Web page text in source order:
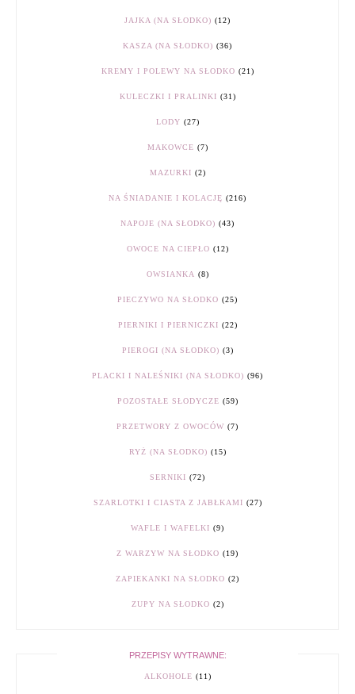
JAJKA (NA SŁODKO) (12)
KASZA (NA SŁODKO) (36)
KREMY I POLEWY NA SŁODKO (21)
KULECZKI I PRALINKI (31)
LODY (27)
MAKOWCE (7)
MAZURKI (2)
NA ŚNIADANIE I KOLACJĘ (216)
NAPOJE (NA SŁODKO) (43)
OWOCE NA CIEPŁO (12)
OWSIANKA (8)
PIECZYWO NA SŁODKO (25)
PIERNIKI I PIERNICZKI (22)
PIEROGI (NA SŁODKO) (3)
PLACKI I NALEŚNIKI (NA SŁODKO) (96)
POZOSTAŁE SŁODYCZE (59)
PRZETWORY Z OWOCÓW (7)
RYŻ (NA SŁODKO) (15)
SERNIKI (72)
SZARLOTKI I CIASTA Z JABŁKAMI (27)
WAFLE I WAFELKI (9)
Z WARZYW NA SŁODKO (19)
ZAPIEKANKI NA SŁODKO (2)
ZUPY NA SŁODKO (2)
PRZEPISY WYTRAWNE:
ALKOHOLE (11)